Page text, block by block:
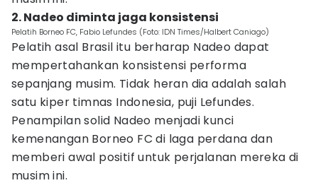
2. Nadeo diminta jaga konsistensi
Pelatih Borneo FC, Fabio Lefundes (Foto: IDN Times/Halbert Caniago)
Pelatih asal Brasil itu berharap Nadeo dapat
mempertahankan konsistensi performa
sepanjang musim. Tidak heran dia adalah salah
satu kiper timnas Indonesia, puji Lefundes.
Penampilan solid Nadeo menjadi kunci
kemenangan Borneo FC di laga perdana dan
memberi awal positif untuk perjalanan mereka di
musim ini.